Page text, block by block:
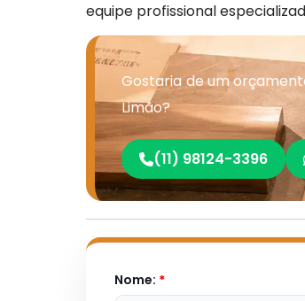
equipe profissional
Gostaria de um
Limão?
(11) 98124-3396
Nome: *